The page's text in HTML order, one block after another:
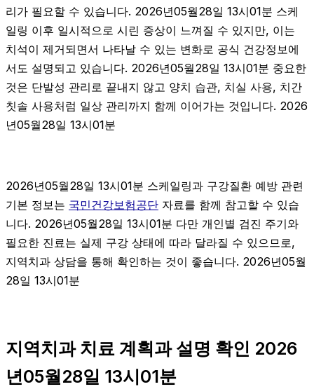
리가 필요할 수 있습니다. 2026년05월28일 13시01분 스케
일링 이후 일시적으로 시린 증상이 느껴질 수 있지만, 이는
치석이 제거되면서 나타날 수 있는 변화로 공식 건강정보에
서도 설명되고 있습니다. 2026년05월28일 13시01분 중요한
것은 단발성 관리로 끝내지 않고 양치 습관, 치실 사용, 치간
칫솔 사용처럼 일상 관리까지 함께 이어가는 것입니다. 2026
년05월28일 13시01분
2026년05월28일 13시01분 스케일링과 구강질환 예방 관련
기본 정보는 국민건강보험공단 자료를 함께 참고할 수 있습
니다. 2026년05월28일 13시01분 다만 개인별 검진 주기와
필요한 진료는 실제 구강 상태에 따라 달라질 수 있으므로,
지역치과 상담을 통해 확인하는 것이 좋습니다. 2026년05월
28일 13시01분
지역치과 치료 계획과 설명 확인 2026
년05월28일 13시01분